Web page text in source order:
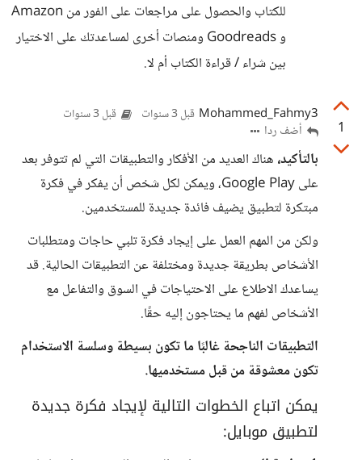
للكتاب والحصول على مراجعات على الفور من Amazon
و Goodreads ومنصات أخرى لمساعدتك على الاختيار
بين شراء / قراءة الكتاب أم لا.
1
Mohammed_Fahmy3 قبل 3 سنوات قبل 3 سنوات
أضف ردا
بالتأكيد، هناك العديد من الأفكار والتطبيقات التي لم تتوفر بعد
على Google Play، ويمكن لكل شخص أن يفكر في فكرة
مبتكرة لتطبيق يضيف فائدة جديدة للمستخدمين.
ولكن من المهم العمل على إيجاد فكرة تلبي حاجات ومتطلبات
الأشخاص بطريقة جديدة ومختلفة عن التطبيقات الحالية. قد
يساعدك الاطلاع على الاحتياجات في السوق والتفاعل مع
الأشخاص لفهم ما يحتاجون إليه حقًا.
التطبيقات الناجحة غالبًا ما تكون بسيطة وسلسة الاستخدام
تكون معشوقة من قبل مستخدميها.
يمكن اتباع الخطوات التالية لإيجاد فكرة جديدة
لتطبيق موبايل: